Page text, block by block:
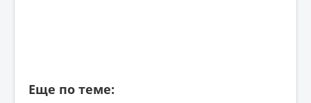
Еще по теме: